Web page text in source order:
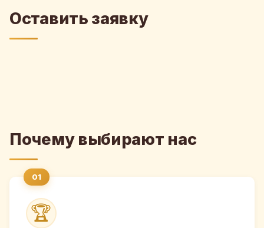
Оставить заявку
Почему выбирают нас
🏆